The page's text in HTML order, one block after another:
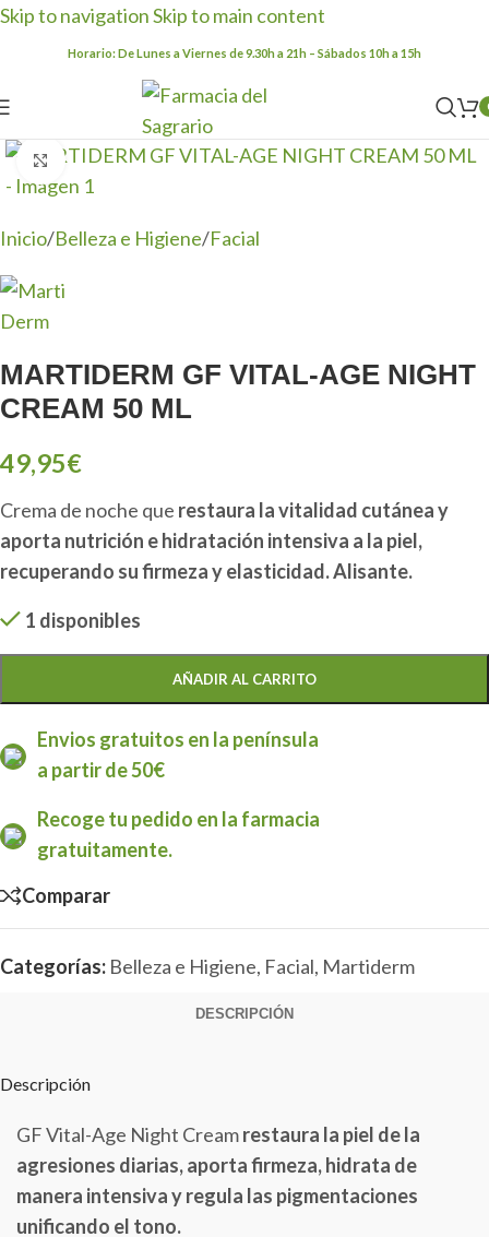
Skip to navigationSkip to main content
Horario: De Lunes a Viernes de 9.30h a 21h – Sábados 10h a 15h
Clic para ampliar
Inicio/Belleza e Higiene/Facial
MARTIDERM GF VITAL-AGE NIGHT
CREAM 50 ML
49,95€
Crema de noche que restaura la vitalidad cutánea y
aporta nutrición e hidratación intensiva a la piel,
recuperando su firmeza y elasticidad. Alisante.
1 disponibles
AÑADIR AL CARRITO
Envios gratuitos en la península
a partir de 50€
Recoge tu pedido en la farmacia
gratuitamente.
Comparar
Categorías: Belleza e Higiene, Facial, Martiderm
DESCRIPCIÓN
Descripción
GF Vital-Age Night Creamrestaura la piel de la
agresiones diarias, aporta firmeza, hidrata de
manera intensiva y regula las pigmentaciones
unificando el tono.